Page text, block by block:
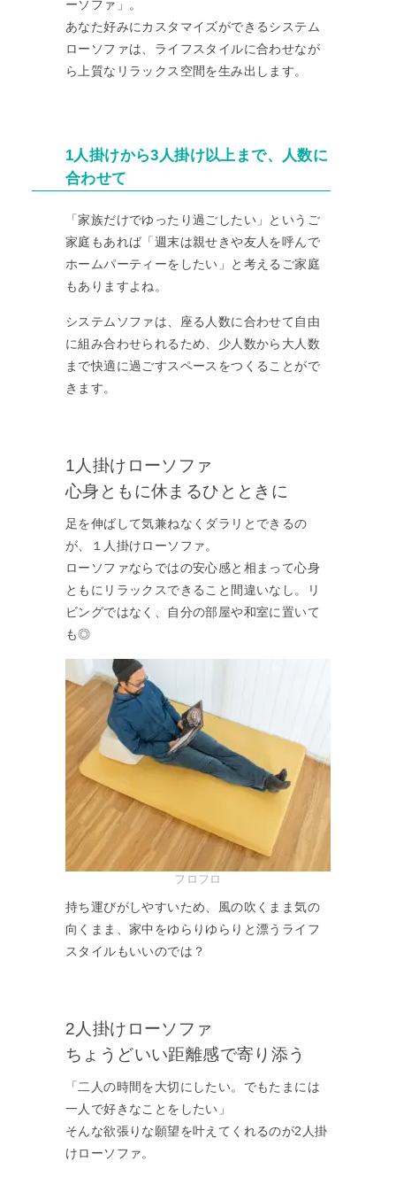
ーソファ」。
あなた好みにカスタマイズができるシステム
ローソファは、ライフスタイルに合わせなが
ら上質なリラックス空間を生み出します。
1人掛けから3人掛け以上まで、人数に
合わせて
「家族だけでゆったり過ごしたい」というご
家庭もあれば「週末は親せきや友人を呼んで
ホームパーティーをしたい」と考えるご家庭
もありますよね。
システムソファは、座る人数に合わせて自由
に組み合わせられるため、少人数から大人数
まで快適に過ごすスペースをつくることがで
きます。
1人掛けローソファ
心身ともに休まるひとときに
足を伸ばして気兼ねなくダラリとできるの
が、１人掛けローソファ。
ローソファならではの安心感と相まって心身
ともにリラックスできること間違いなし。リ
ビングではなく、自分の部屋や和室に置いて
も◎
フロフロ
持ち運びがしやすいため、風の吹くまま気の
向くまま、家中をゆらりゆらりと漂うライフ
スタイルもいいのでは？
2人掛けローソファ
ちょうどいい距離感で寄り添う
「二人の時間を大切にしたい。でもたまには
一人で好きなことをしたい」
そんな欲張りな願望を叶えてくれるのが2人掛
けローソファ。